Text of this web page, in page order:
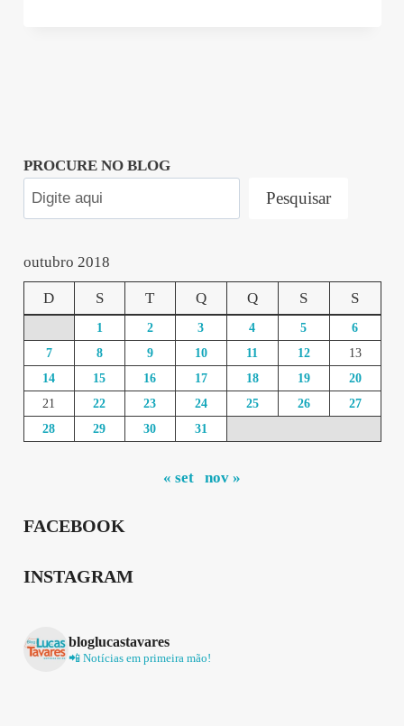
PROCURE NO BLOG
Pesquisar
outubro 2018
D S T Q Q S S
1 2 3 4 5
6
7
8 9 10 11 12
13
14
15 16 17 18 19
20
21
22 23 24 25 26
27
28
29 30 31
« set nov »
FACEBOOK
INSTAGRAM
bloglucastavares
📲 Notícias em primeira mão!